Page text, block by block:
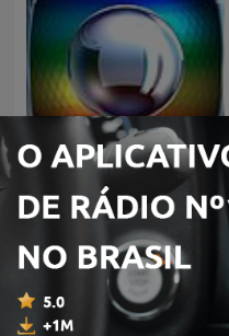
REDE GLOBO